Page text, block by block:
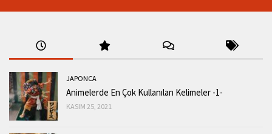
JAPONCA
Animelerde En Çok Kullanılan Kelimeler -1-
KASIM 25, 2021